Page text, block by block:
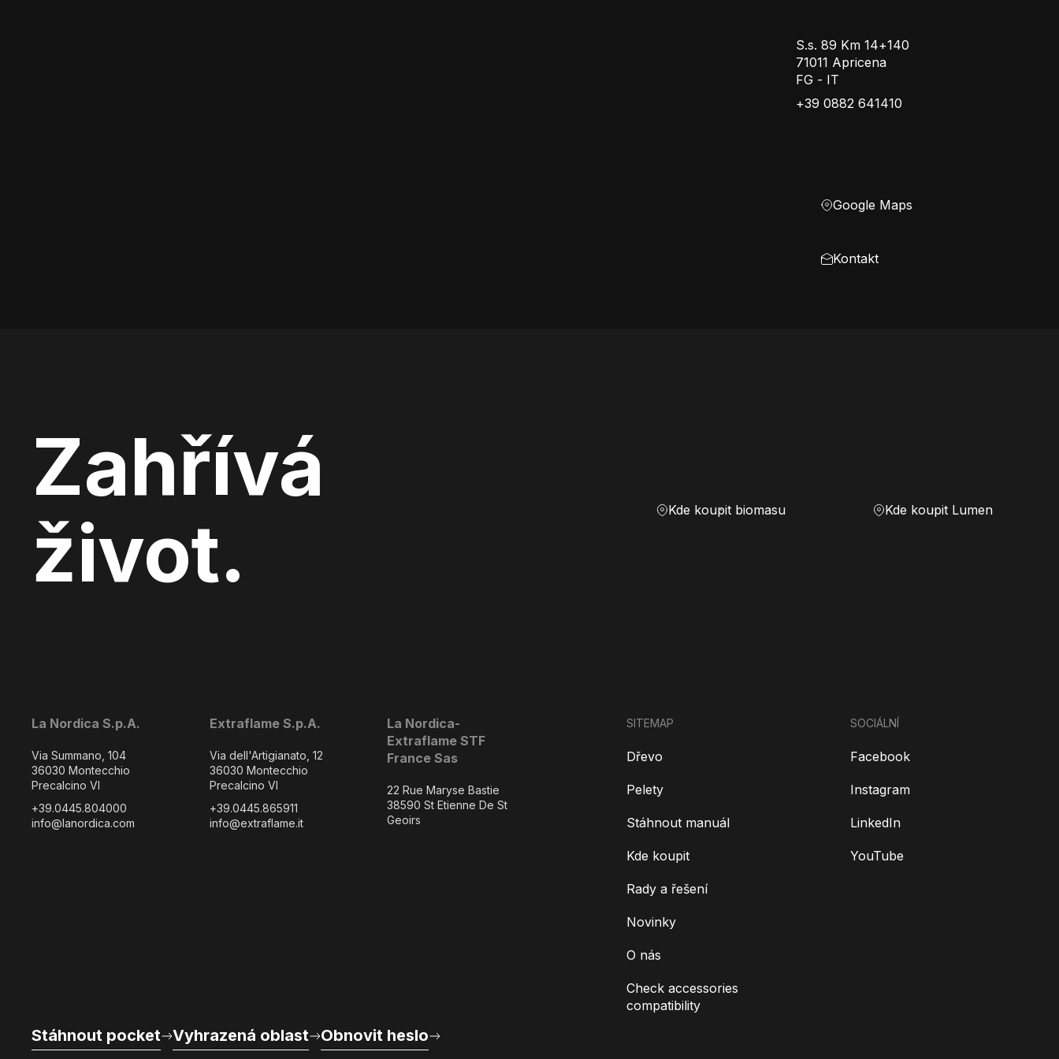
S.s. 89 Km 14+140
71011 Apricena
FG - IT
+39 0882 641410
Google Maps
Kontakt
Zahřívá
život.
Kde koupit biomasu Kde koupit Lumen
La Nordica S.p.A.
Via Summano, 104
36030 Montecchio
Precalcino VI
+39.0445.804000
info@lanordica.com
Extraflame S.p.A.
Via dell'Artigianato, 12
36030 Montecchio
Precalcino VI
+39.0445.865911
info@extraflame.it
La Nordica-
Extraflame STF
France Sas
22 Rue Maryse Bastie
38590 St Etienne De St
Geoirs
Stáhnout pocket Vyhrazená oblast Obnovit heslo
SITEMAP
Dřevo
Pelety
Stáhnout manuál
Kde koupit
Rady a řešení
Novinky
O nás
Check accessories
compatibility
SOCIÁLNÍ
Facebook
Instagram
LinkedIn
YouTube